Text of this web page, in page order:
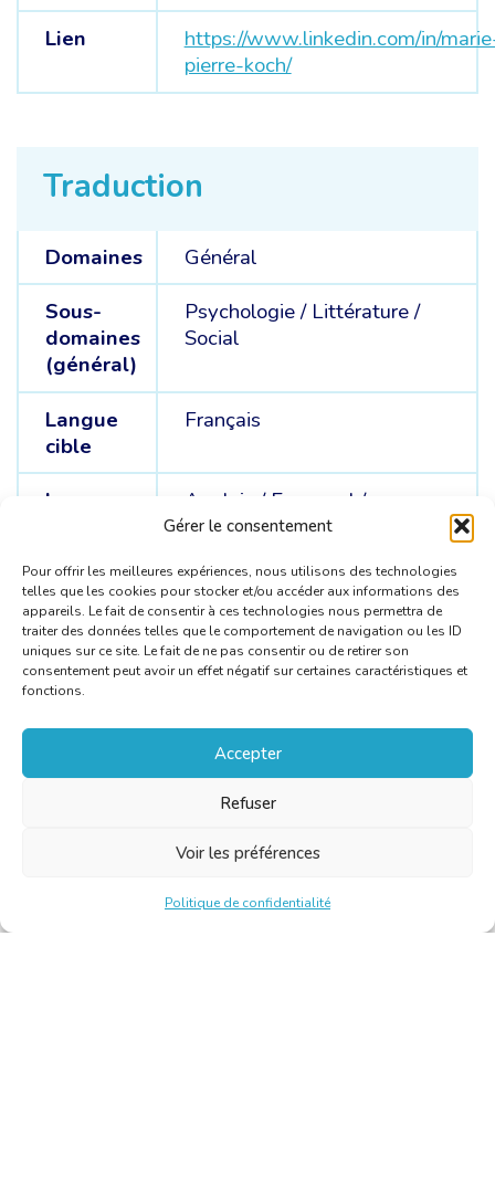
Gérer le consentement
Pour offrir les meilleures expériences, nous utilisons des technologies
telles que les cookies pour stocker et/ou accéder aux informations des
appareils. Le fait de consentir à ces technologies nous permettra de
traiter des données telles que le comportement de navigation ou les ID
uniques sur ce site. Le fait de ne pas consentir ou de retirer son
consentement peut avoir un effet négatif sur certaines caractéristiques et
fonctions.
Accepter
Refuser
Voir les préférences
Politique de confidentialité
Lien
https://www.linkedin.com/in/
pierre-koch/
Traduction
Domaines
Général
Sous-
domaines
(général)
Psychologie / Littérature /
Social
Langue
cible
Français
Langue
Anglais / Espagnol /
Portugais